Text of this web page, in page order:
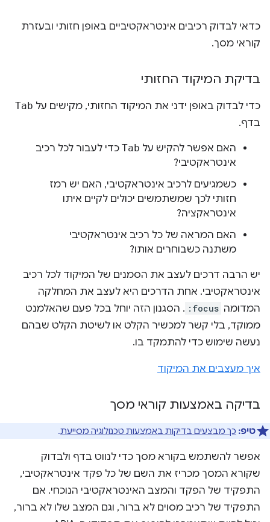
כדאי לבדוק רכיבים אינטראקטיביים באופן חזותי ובעזרת
קוראי מסך.
בדיקת המיקוד החזותי
כדי לבדוק באופן ידני את המיקוד החזותי, מקישים על Tab
בדף.
האם אפשר להקיש על Tab כדי לעבור לכל רכיב
אינטראקטיבי?
כשמגיעים לרכיב אינטראקטיבי, האם יש רמז
חזותי לכך שמשתמשים יכולים לקיים איתו
אינטראקציה?
האם המראה של כל רכיב אינטראקטיבי
משתנה כשבוחרים אותו?
יש הרבה דרכים לעצב את הסמנים של המיקוד לכל רכיב
אינטראקטיבי. אחת הדרכים היא לעצב את המחלקה
המדומה :focus . הסגנון הזה יוחל בכל פעם שהאלמנט
ממוקד, בלי קשר למכשיר הקלט או לשיטת הקלט שבהם
נעשה שימוש כדי להתמקד בו.
איך מעצבים את המיקוד
בדיקה באמצעות קוראי מסך
טיפ: כך מבצעים בדיקות באמצעות טכנולוגיה מסייעת.
אפשר להשתמש בקורא מסך כדי לנווט בדף ולבדוק
שקורא המסך מכריז את השם של כל פקד אינטראקטיבי,
התפקיד של הפקד והמצב האינטראקטיבי הנוכחי. אם
התפקיד של רכיב מסוים לא ברור, וגם המצב שלו לא ברור,